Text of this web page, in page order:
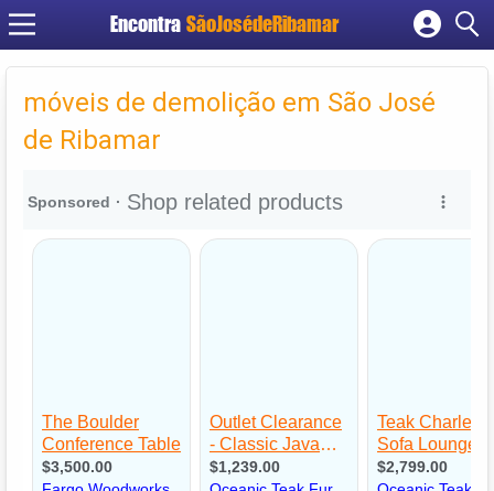
Encontra SãoJosédeRibamar
Cadastrar empresa
Fazer login
Criar conta
móveis de demolição em São José
de Ribamar